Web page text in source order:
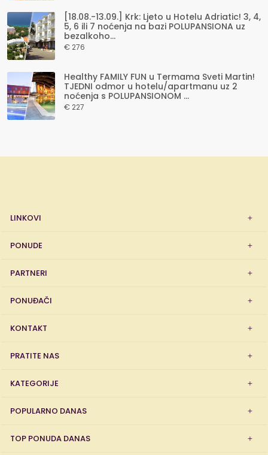
[18.08.-13.09.] Krk: Ljeto u Hotelu Adriatic! 3, 4,
5, 6 ili 7 noćenja na bazi POLUPANSIONA uz
bezalkoho...
€ 276
Healthy FAMILY FUN u Termama Sveti Martin!
TJEDNI odmor u hotelu/apartmanu uz 2
noćenja s POLUPANSIONOM ...
€ 227
LINKOVI
PONUDE
PARTNERI
PONUĐAČI
KONTAKT
PRATITE NAS
KATEGORIJE
POPULARNO DANAS
TOP PONUDA DANAS